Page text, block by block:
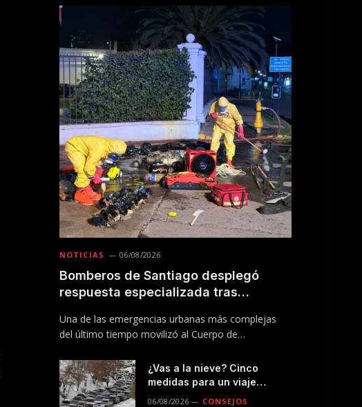
NOTICIAS 06/08/2026
Bomberos de Santiago desplegó
respuesta especializada tras
Una de las emergencias urbanas más complejas
del último tiempo movilizó al Cuerpo de
¿Vas a la nieve? Cinco
medidas para un viaje
06/08/2026 CONSEJOS